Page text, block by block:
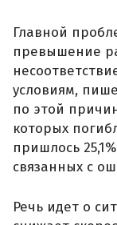
Главной
превышение
условиям,
по этой
которых
пришлось
связанных с
Речь идет о